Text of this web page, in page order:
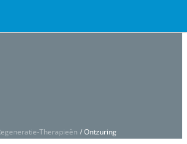
Therapieën /Ontzuring